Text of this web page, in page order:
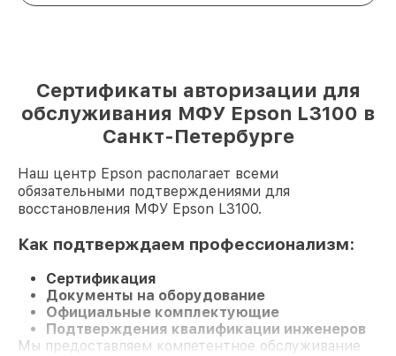
Сертификаты авторизации для
обслуживания МФУ Epson L3100 в
Санкт-Петербурге
Наш центр Epson располагает всеми
обязательными подтверждениями для
восстановления МФУ Epson L3100.
Как подтверждаем профессионализм:
Сертификация
Документы на оборудование
Официальные комплектующие
Подтверждения квалификации инженеров
Мы предоставляем компетентное обслуживание